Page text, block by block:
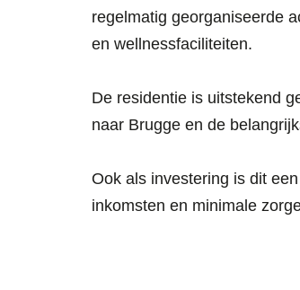
regelmatig georganiseerde
en wellnessfaciliteiten.
De residentie is uitstekend
naar Brugge en de
Ook als investering is dit
inkomsten en minimale